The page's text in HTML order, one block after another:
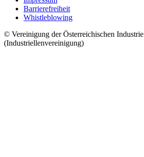
Barrierefreiheit
Whistleblowing
© Vereinigung der Österreichischen Industrie
(Industriellenvereinigung)